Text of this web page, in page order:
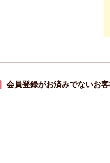
会員登録がお済みでないお